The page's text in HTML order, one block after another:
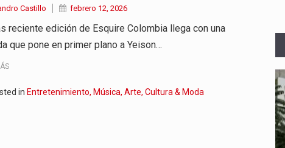
con condiciones de…
en MT4 es…
como una de las grandes figuras…
vuelve a sorprender a sus seguidores…
Castillo febrero 12, 2026
reciente edición de Esquire Colombia llega con una
que pone en primer plano a Yeison…
in Entretenimiento, Música, Arte, Cultura & Moda